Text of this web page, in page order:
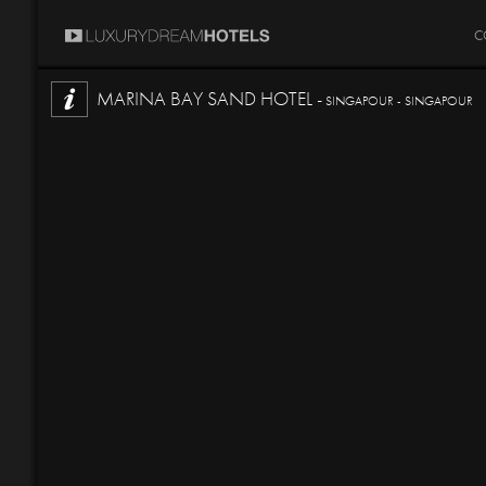
MARINA BAY SAND HOTEL -SINGAPOUR - SINGAPOUR